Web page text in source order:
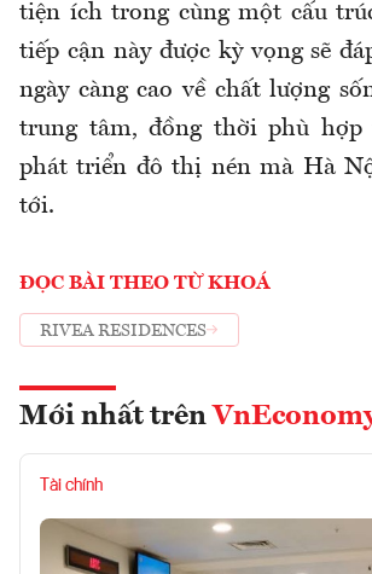
tiện ích trong cùng một cấu
tiếp cận này được kỳ vọng sẽ
ngày càng cao về chất lượng
trung tâm, đồng thời phù hợp
phát triển đô thị nén mà Hà
tới.
ĐỌC BÀI THEO TỪ KHOÁ
RIVEA RESIDENCES
Mới nhất trên
Tài chính